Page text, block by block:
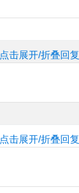
点击展开/折叠回复
点击展开/折叠回复